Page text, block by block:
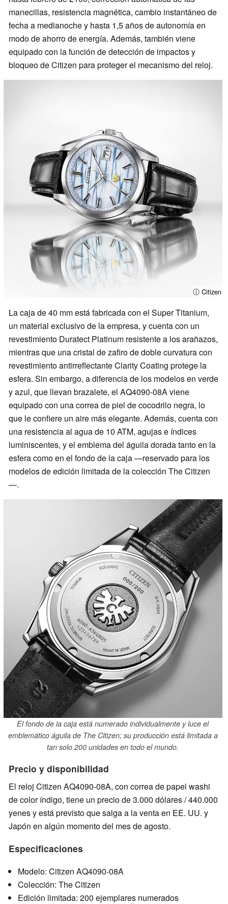
manecillas, resistencia magnética, cambio instantáneo de
fecha a medianoche y hasta 1,5 años de autonomía en
modo de ahorro de energía. Además, también viene
equipado con la función de detección de impactos y
bloqueo de Citizen para proteger el mecanismo del reloj.
ⓘ Citizen
La caja de 40 mm está fabricada con el Super Titanium,
un material exclusivo de la empresa, y cuenta con un
revestimiento Duratect Platinum resistente a los arañazos,
mientras que una cristal de zafiro de doble curvatura con
revestimiento antirreflectante Clarity Coating protege la
esfera. Sin embargo, a diferencia de los modelos en verde
y azul, que llevan brazalete, el AQ4090-08A viene
equipado con una correa de piel de cocodrilo negra, lo
que le confiere un aire más elegante. Además, cuenta con
una resistencia al agua de 10 ATM, agujas e índices
luminiscentes, y el emblema del águila dorada tanto en la
esfera como en el fondo de la caja —reservado para los
modelos de edición limitada de la colección The Citizen
—.
El fondo de la caja está numerado individualmente y luce el
emblemático águila de The Citizen; su producción está limitada a
tan solo 200 unidades en todo el mundo.
Precio y disponibilidad
El reloj Citizen AQ4090-08A, con correa de papel washi
de color índigo, tiene un precio de 3.000 dólares / 440.000
yenes y está previsto que salga a la venta en EE. UU. y
Japón en algún momento del mes de agosto.
Especificaciones
Modelo: Citizen AQ4090-08A
Colección: The Citizen
Edición limitada: 200 ejemplares numerados